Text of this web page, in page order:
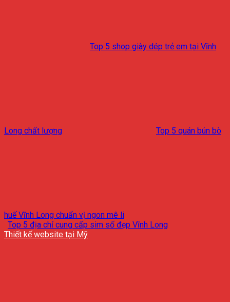
Top 5 shop giày dép trẻ em tại Vĩnh
Long chất lượng Top 5 quán bún bò
huế Vĩnh Long chuẩn vị ngon mê li
Top 5 địa chỉ cung cấp sim số đẹp Vĩnh Long
Thiết kế website tại Mỹ